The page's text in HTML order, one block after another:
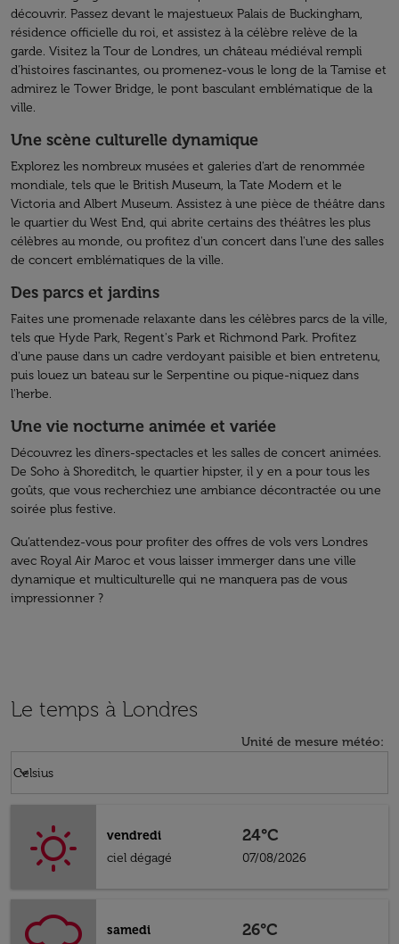
découvrir. Passez devant le majestueux Palais de Buckingham,
résidence officielle du roi, et assistez à la célèbre relève de la
garde. Visitez la Tour de Londres, un château médiéval rempli
d'histoires fascinantes, ou promenez-vous le long de la Tamise et
admirez le Tower Bridge, le pont basculant emblématique de la
ville.
Une scène culturelle dynamique
Explorez les nombreux musées et galeries d'art de renommée
mondiale, tels que le British Museum, la Tate Modern et le
Victoria and Albert Museum. Assistez à une pièce de théâtre dans
le quartier du West End, qui abrite certains des théâtres les plus
célèbres au monde, ou profitez d'un concert dans l'une des salles
de concert emblématiques de la ville.
Des parcs et jardins
Faites une promenade relaxante dans les célèbres parcs de la ville,
tels que Hyde Park, Regent's Park et Richmond Park. Profitez
d'une pause dans un cadre verdoyant paisible et bien entretenu,
puis louez un bateau sur le Serpentine ou pique-niquez dans
l'herbe.
Une vie nocturne animée et variée
Découvrez les dîners-spectacles et les salles de concert animées.
De Soho à Shoreditch, le quartier hipster, il y en a pour tous les
goûts, que vous recherchiez une ambiance décontractée ou une
soirée plus festive.
Qu’attendez-vous pour profiter des offres de vols vers Londres
avec Royal Air Maroc et vous laisser immerger dans une ville
dynamique et multiculturelle qui ne manquera pas de vous
impressionner ?
Le temps à Londres
Unité de mesure météo:
Celsius
keyboard_arrow_down
vendredi
ciel dégagé
24°C
07/08/2026
samedi
26°C